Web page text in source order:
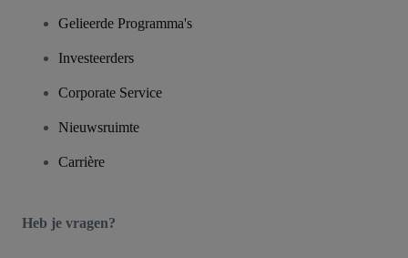
Gelieerde Programma's
Investeerders
Corporate Service
Nieuwsruimte
Carrière
Heb je vragen?